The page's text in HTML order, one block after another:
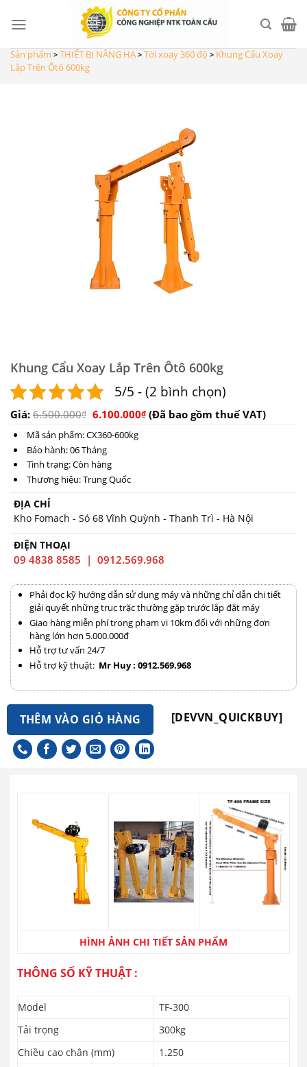
content
Sản phẩm > THIẾT BỊ NÂNG HẠ > Tời xoay 360 độ > Khung Cẩu Xoay
Lắp Trên Ôtô 600kg
Khung Cẩu Xoay Lắp Trên Ôtô 600kg
5/5 - (2 bình chọn)
Giá: 6.500.000₫ 6.100.000₫(Đã bao gồm thuế VAT)
Mã sản phẩm: CX360-600kg
Bảo hành: 06 Tháng
Tình trạng: Còn hàng
Thương hiệu: Trung Quốc
ĐỊA CHỈ
Kho Fomach - Só 68 Vĩnh Quỳnh - Thanh Trì - Hà Nội
ĐIỆN THOẠI
09 4838 8585 | 0912.569.968
Phải đọc kỹ hướng dẫn sử dụng máy và những chỉ dẫn chi tiết
giải quyết những trục trặc thường gặp trước lắp đặt máy
Giao hàng miễn phí trong phạm vi 10km đối với những đơn
hàng lớn hơn 5.000.000đ
Hỗ trợ tư vấn 24/7
Hỗ trợ kỹ thuật: Mr Huy : 0912.569.968
THÊM VÀO GIỎ HÀNG [DEVVN_QUICKBUY]
HÌNH ẢNH CHI TIẾT SẢN PHẨM
THÔNG SỐ KỸ THUẬT :
Model
TF-300
Tải trọng
300kg
Chiều cao chân (mm)
1.250